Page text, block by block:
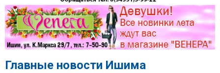
Главные новости Ишима